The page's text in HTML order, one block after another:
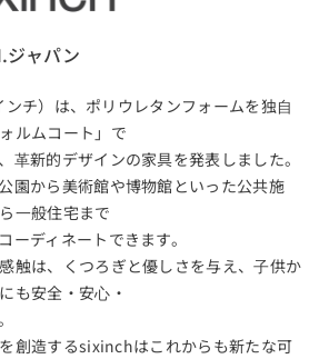
ジャパン
チ）は、 ポリウレタンフォームを独⾃
ルムコート」で
⾰新的デザインの家具を発表しました。
園から美術館や博物館といった公共施
⼀般住宅まで
ーディネートできます。
触は、くつろぎと優しさを与え、⼦供か
も安全・安⼼・
創造するsixinchはこれからも新たな可